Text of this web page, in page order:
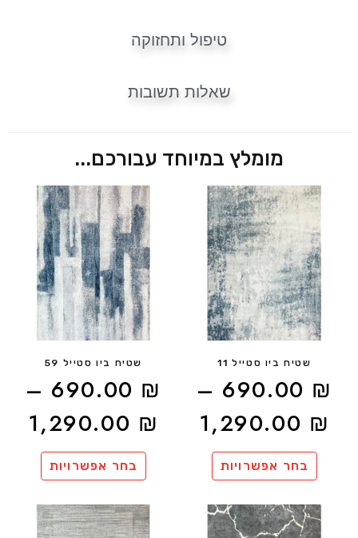
טיפול ותחזוקה
שאלות תשובות
מומלץ במיוחד עבורכם...
שטיח ביו סטייל 11
690.00 ₪
–
1,290.00 ₪
בחר אפשרויות
שטיח ביו סטייל 59
690.00 ₪
–
1,290.00 ₪
בחר אפשרויות